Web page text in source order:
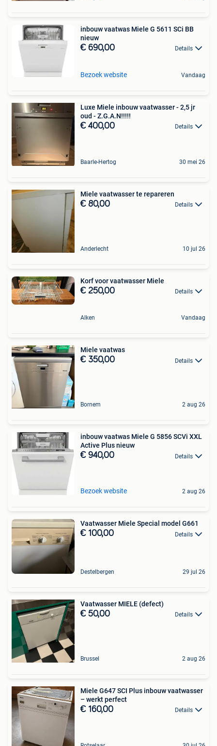
inbouw vaatwas Miele G 5611 SCi BB
nieuw
€ 690,00 Details
Bezoek website Vandaag
Luxe Miele inbouw vaatwasser - 2,5 jr
oud - Z.G.A.N!!!!!
€ 400,00 Details
Baarle-Hertog 30 mei 26
Miele vaatwasser te repareren
€ 80,00 Details
Anderlecht 10 jul 26
Korf voor vaatwasser Miele
€ 250,00 Details
Alken Vandaag
Miele vaatwas
€ 350,00 Details
Bornem 2 aug 26
inbouw vaatwas Miele G 5856 SCVi XXL
Active Plus nieuw
€ 940,00 Details
Bezoek website 2 aug 26
Vaatwasser Miele Special model G661
€ 100,00 Details
Destelbergen 29 jul 26
Vaatwasser MIELE (defect)
€ 50,00 Details
Brussel 2 aug 26
Miele G647 SCI Plus inbouw vaatwasser
– werkt perfect
€ 160,00 Details